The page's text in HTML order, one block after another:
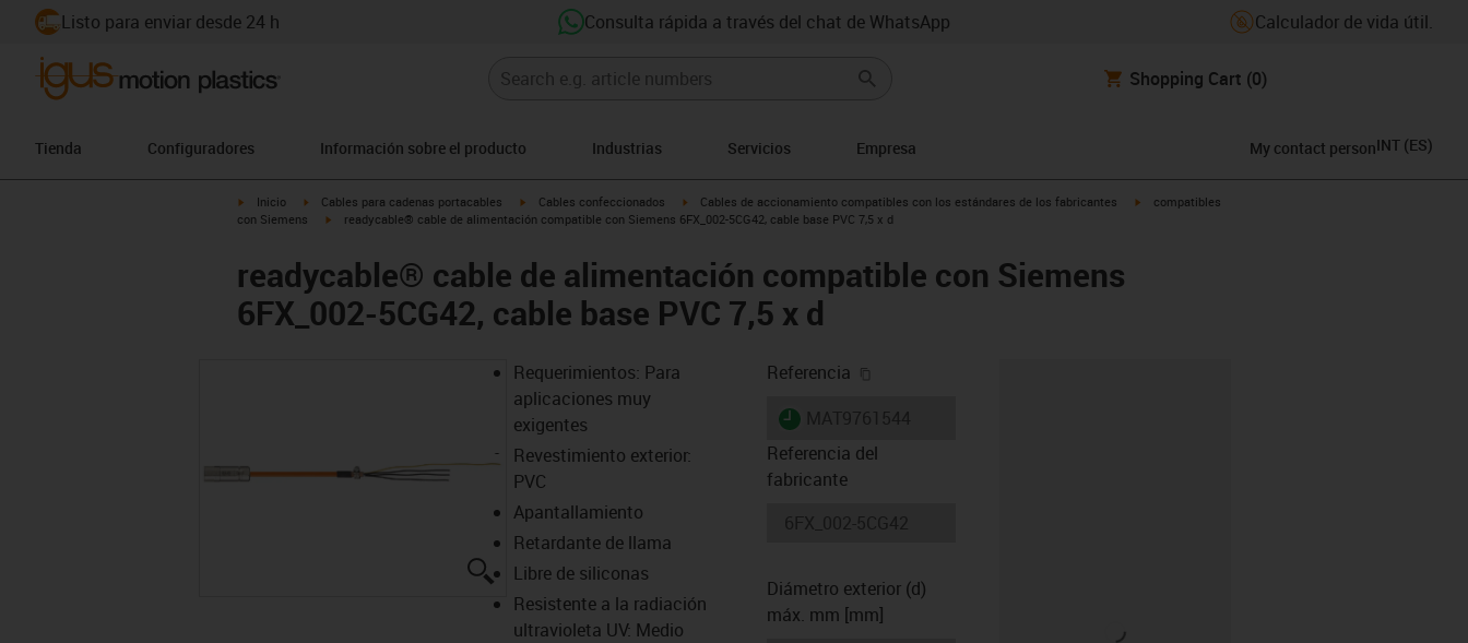
Listo para enviar desde 24 h Consulta rápida a través del chat de WhatsApp Calculador de vida útil.
Shopping Cart (0)
Tienda Configuradores Información sobre el producto Industrias Servicios Empresa My contact personINT (ES)
igus-icon-arrow-right
Inicio igus-icon-arrow-right
Cables para cadenas portacables igus-icon-arrow-right
Cables confeccionados igus-icon-arrow-right
Cables de accionamiento compatibles con los estándares de los fabricantes igus-icon-arrow-right
compatibles
con Siemens
igus-icon-arrow-right
readycable® cable de alimentación compatible con Siemens 6FX_002-5CG42, cable base PVC 7,5 x d
readycable® cable de alimentación compatible con Siemens
6FX_002-5CG42, cable base PVC 7,5 x d
igus-icon-lupe
Requerimientos: Para
aplicaciones muy
exigentes
Revestimiento exterior:
PVC
Apantallamiento
Retardante de llama
Libre de siliconas
Resistente a la radiación
ultravioleta UV: Medio
Referencia
igus-icon-lieferzeit
Referencia del
fabricante
Diámetro exterior (d)
máx. mm [mm]